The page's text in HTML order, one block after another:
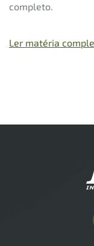
completo.
Ler matéria